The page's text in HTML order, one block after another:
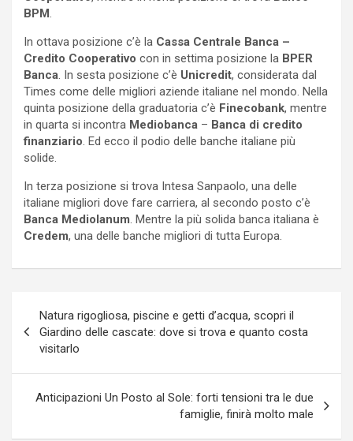
BPM.
In ottava posizione c’è la Cassa Centrale Banca –
Credito Cooperativo con in settima posizione la BPER
Banca. In sesta posizione c’è Unicredit, considerata dal
Times come delle migliori aziende italiane nel mondo. Nella
quinta posizione della graduatoria c’è Finecobank, mentre
in quarta si incontra Mediobanca – Banca di credito
finanziario. Ed ecco il podio delle banche italiane più
solide.
In terza posizione si trova Intesa Sanpaolo, una delle
italiane migliori dove fare carriera, al secondo posto c’è
Banca Mediolanum. Mentre la più solida banca italiana è
Credem, una delle banche migliori di tutta Europa.
articoli
Natura rigogliosa, piscine e getti d’acqua, scopri il
Giardino delle cascate: dove si trova e quanto costa
visitarlo
Anticipazioni Un Posto al Sole: forti tensioni tra le due
famiglie, finirà molto male